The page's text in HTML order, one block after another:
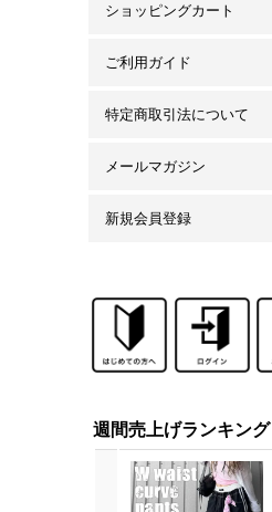
ショッピングカート
ご利用ガイド
特定商取引法について
メールマガジン
新規会員登録
週間売上げランキング